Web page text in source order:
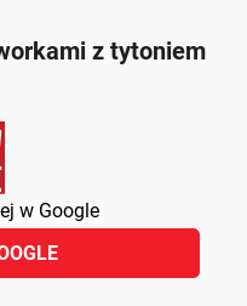
z tytoniem
w Google